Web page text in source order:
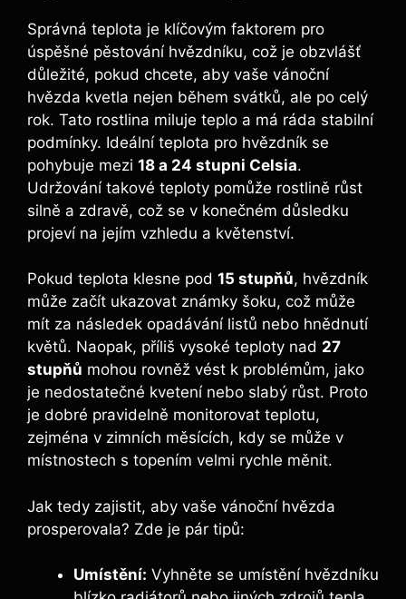
Správná teplota je klíčovým faktorem pro
úspěšné pěstování hvězdníku, což je obzvlášť
důležité, pokud chcete, aby vaše vánoční
hvězda kvetla nejen během svátků, ale po celý
rok. Tato rostlina miluje teplo a má ráda stabilní
podmínky. Ideální teplota pro hvězdník se
pohybuje mezi 18 a 24 stupni Celsia.
Udržování takové teploty pomůže rostlině růst
silně a zdravě, což se v konečném důsledku
projeví na jejím vzhledu a květenství.
Pokud teplota klesne pod 15 stupňů, hvězdník
může začít ukazovat známky šoku, což může
mít za následek opadávání listů nebo hnědnutí
květů. Naopak, příliš vysoké teploty nad 27
stupňů mohou rovněž vést k problémům, jako
je nedostatečné kvetení nebo slabý růst. Proto
je dobré pravidelně monitorovat teplotu,
zejména v zimních měsících, kdy se může v
místnostech s topením velmi rychle měnit.
Jak tedy zajistit, aby vaše vánoční hvězda
prosperovala? Zde je pár tipů:
Umístění: Vyhněte se umístění hvězdníku